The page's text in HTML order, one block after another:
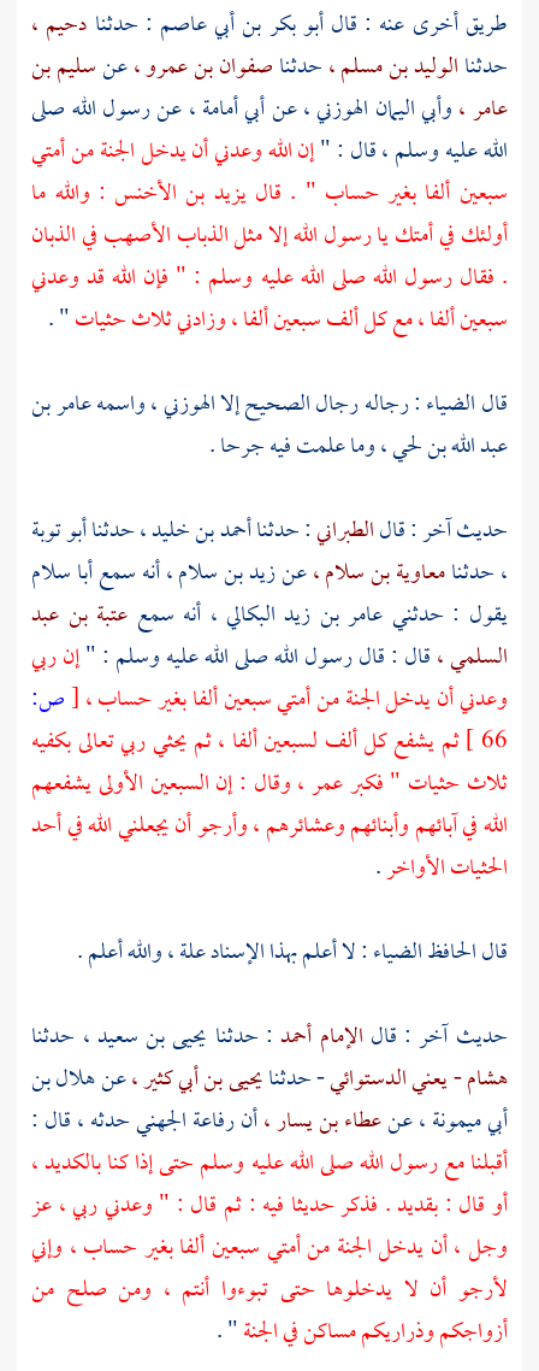
طريق أخرى عنه : قالأبو بكر بن أبي عاصم : حدثنا دحيم ،
حدثناالوليد بن مسلم ،حدثناصفوان بن عمرو ،عنسليم بن
عامر ،وأبي اليمان الهوزني ،عنأبي أمامة ،عن رسول الله صلى
الله عليه وسلم ، قال : "إن الله وعدني أن يدخل الجنة من أمتي
سبعين ألفا بغير حساب " . قاليزيد بن الأخنس : والله ما
أولئك في أمتك يا رسول الله إلا مثل الذباب الأصهب في الذبان
. فقال رسول الله صلى الله عليه وسلم : " فإن الله قد وعدني
سبعين ألفا ، مع كل ألف سبعين ألفا ، وزادني ثلاث حثيات" .
قالالضياء: رجاله رجال الصحيح إلاالهوزني ،واسمهعامر بن
عبد الله بن لحي ،وما علمت فيه جرحا .
حديث آخر : قالالطبراني: حدثناأحمد بن خليد ،حدثناأبو توبة
،حدثنامعاوية بن سلام ،عنزيد بن سلام ،أنه سمعأبا سلام
يقول : حدثني عامر بن زيد البكالي ، أنه سمع عتبة بن عبد
السلمي ،قال : قال رسول الله صلى الله عليه وسلم : "إن ربي
وعدني أن يدخل الجنة من أمتي سبعين ألفا بغير حساب ،[ص:
66 ] ثم يشفع كل ألف لسبعين ألفا ، ثم يحثي ربي تعالى بكفيه
ثلاث حثيات " فكبرعمر ،وقال : إن السبعين الأولى يشفعهم
الله في آبائهم وأبنائهم وعشائرهم ، وأرجو أن يجعلني الله في أحد
الحثيات الأواخر.
قالالحافظ الضياء: لا أعلم بهذا الإسناد علة ، والله أعلم .
حديث آخر : قال الإمام أحمد : حدثنا يحيى بن سعيد ، حدثنا
هشام - يعني الدستوائي- حدثنايحيى بن أبي كثير ،عنهلال بن
أبي ميمونة ،عنعطاء بن يسار ،أنرفاعة الجهنيحدثه ، قال :
أقبلنا مع رسول الله صلى الله عليه وسلم حتى إذا كنا بالكديد ،
أو قال : بقديد . فذكر حديثا فيه : ثم قال : " وعدني ربي ، عز
وجل ، أن يدخل الجنة من أمتي سبعين ألفا بغير حساب ، وإني
لأرجو أن لا يدخلوها حتى تبوءوا أنتم ، ومن صلح من
أزواجكم وذراريكم مساكن في الجنة" .